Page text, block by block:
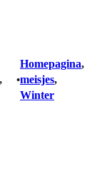
•
Homepagina
meisjes
Winter